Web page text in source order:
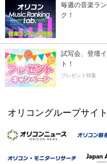
毎週の音楽ラ
ク！
試写会、登壇
ト！
プレゼント特集
オリコングループサイト